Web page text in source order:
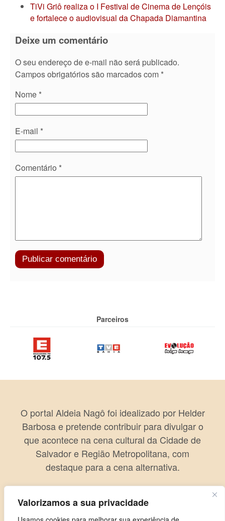
Valorizamos a sua privacidade
TiVi Griô realiza o I Festival de Cinema de Lençóis
e fortalece o audiovisual da Chapada Diamantina
Deixe um comentário
O seu endereço de e-mail não será publicado.
Campos obrigatórios são marcados com *
Nome *
E-mail *
Comentário *
Parceiros
O portal Aldeia Nagô foi idealizado por Helder
Barbosa e pretende contribuir para divulgar o
que acontece na cena cultural da Cidade de
Salvador e Região Metropolitana, com
destaque para a cena alternativa.